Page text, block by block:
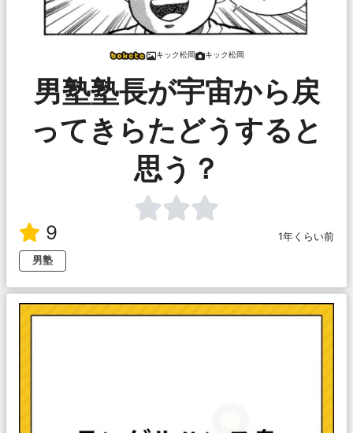
キック松岡 キック松岡
男塾塾長が宇宙から戻
ってきらたどうすると
思う？
9
1年くらい前
男塾